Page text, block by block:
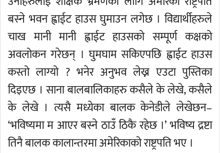
बस्ने भवन ह्वाईट हाउस घुमाउन लगेछ । विद्यार्थीहरुले
चाख मानी मानी ह्वाईट हाउसको सम्पूर्ण कक्षको
अवलोकन गरेछन् । घुमघाम सकिएपछि ह्वाईट हाउस
कस्तो लाग्यो ? भनेर अनुभव लेख्न एउटा पुस्तिका
दिइएछ । साना बालबालिकाहरु कसैले के लेखे, कसैले
के लेखे । त्यसै मध्येका बालक केनेडीले लेखेछन–
‘भविष्यमा म आएर बस्ने ठाउँ ठिकै रहेछ ।’ भविष्य द्रष्टा
तिनै बालक कालान्तरमा अमेरिकाको राष्ट्रपति भए ।